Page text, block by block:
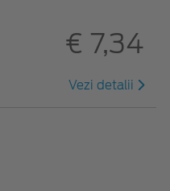
€ 7,34
Vezi detalii